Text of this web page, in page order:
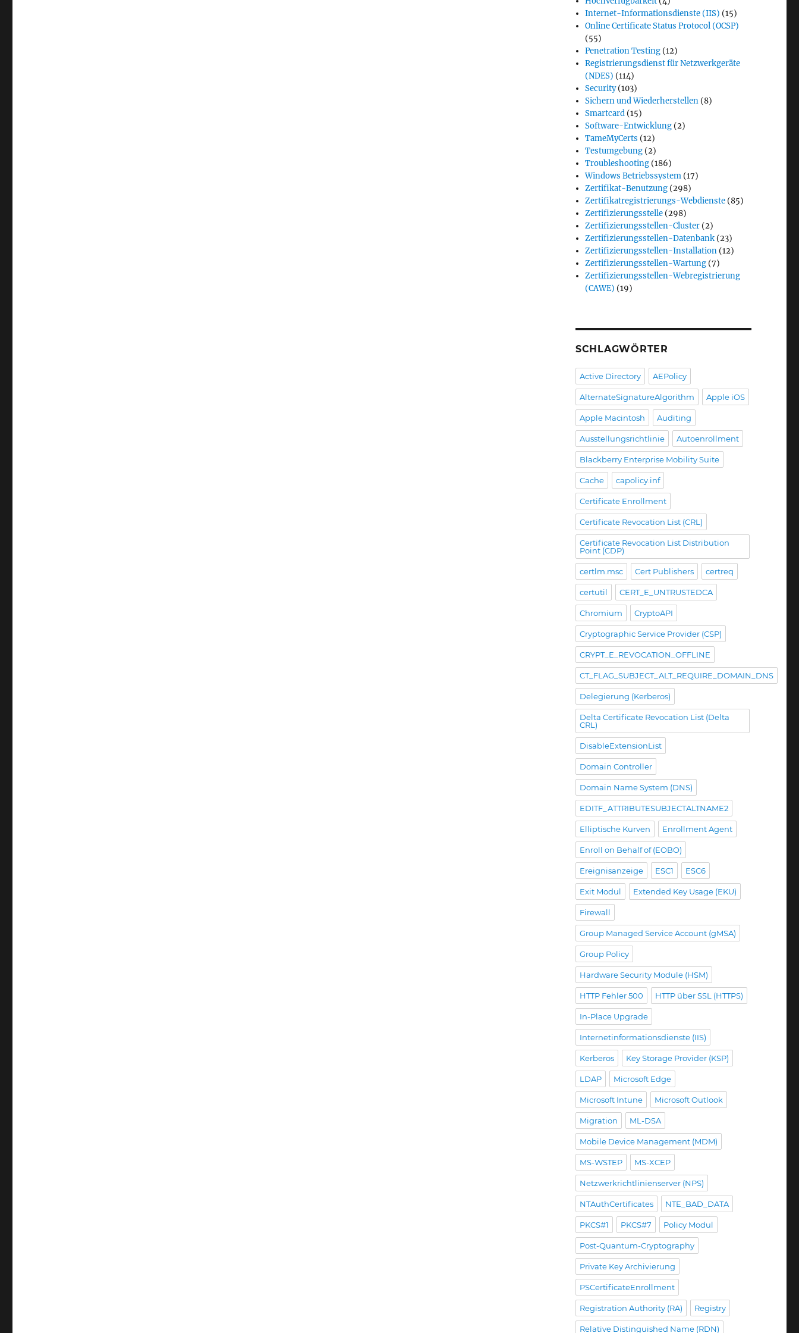
Internet-Informationsdienste (IIS) (15)
Online Certificate Status Protocol (OCSP)
(55)
Penetration Testing (12)
Registrierungsdienst für Netzwerkgeräte
(NDES) (114)
Security(103)
Sichern und Wiederherstellen (8)
Smartcard (15)
Software-Entwicklung (2)
TameMyCerts (12)
Testumgebung (2)
Troubleshooting (186)
Windows Betriebssystem (17)
Zertifikat-Benutzung (298)
Zertifikatregistrierungs-Webdienste (85)
Zertifizierungsstelle (298)
Zertifizierungsstellen-Cluster (2)
Zertifizierungsstellen-Datenbank (23)
Zertifizierungsstellen-Installation (12)
Zertifizierungsstellen-Wartung (7)
Zertifizierungsstellen-Webregistrierung
(CAWE) (19)
SCHLAGWÖRTER
Active Directory AEPolicy
AlternateSignatureAlgorithm Apple iOS
Apple Macintosh Auditing
Ausstellungsrichtlinie Autoenrollment
Blackberry Enterprise Mobility Suite
Cache capolicy.inf
Certificate Enrollment
Certificate Revocation List (CRL)
Certificate Revocation List Distribution
Point (CDP)
certlm.msc Cert Publishers certreq
certutil CERT_E_UNTRUSTEDCA
Chromium CryptoAPI
Cryptographic Service Provider (CSP)
CRYPT_E_REVOCATION_OFFLINE
CT_FLAG_SUBJECT_ALT_REQUIRE_DOMAIN_DNS
Delegierung (Kerberos)
Delta Certificate Revocation List (Delta
CRL)
DisableExtensionList
Domain Controller
Domain Name System (DNS)
EDITF_ATTRIBUTESUBJECTALTNAME2
Elliptische Kurven Enrollment Agent
Enroll on Behalf of (EOBO)
Ereignisanzeige ESC1 ESC6
Exit Modul Extended Key Usage (EKU)
Firewall
Group Managed Service Account (gMSA)
Group Policy
Hardware Security Module (HSM)
HTTP Fehler 500 HTTP über SSL (HTTPS)
In-Place Upgrade
Internetinformationsdienste (IIS)
Kerberos Key Storage Provider (KSP)
LDAP Microsoft Edge
Microsoft Intune Microsoft Outlook
Migration ML-DSA
Mobile Device Management (MDM)
MS-WSTEP MS-XCEP
Netzwerkrichtlinienserver (NPS)
NTAuthCertificates NTE_BAD_DATA
PKCS#1 PKCS#7 Policy Modul
Post-Quantum-Cryptography
Private Key Archivierung
PSCertificateEnrollment
Registration Authority (RA) Registry
Relative Distinguished Name (RDN)